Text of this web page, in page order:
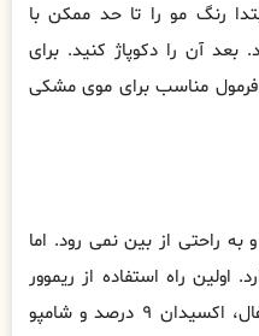
رنگ مو را تا حد ممکن با
بعد آن را دکوپاژ کنید. برای
فرمول مناسب برای موی مشکی
به راحتی از بین نمی رود. اما
راه وجود دارد. اولین راه استفاده از ریموور
است و دوم ترکیب پودر دکلره زغال، اکسیدان ۹ درصد و شامپو